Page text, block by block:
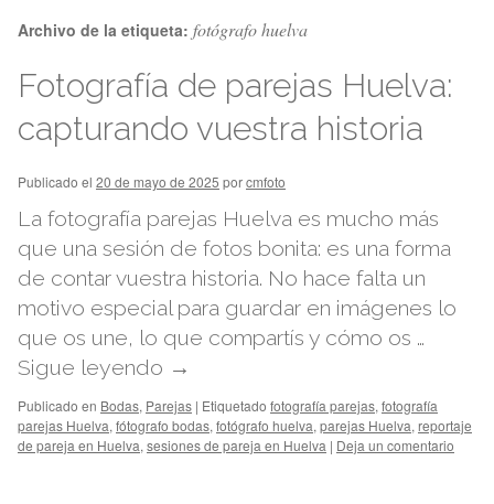
Archivo de la etiqueta: fotógrafo huelva
Fotografía de parejas Huelva:
capturando vuestra historia
Publicado el 20 de mayo de 2025 porcmfoto
La fotografía parejas Huelva es mucho más
que una sesión de fotos bonita: es una forma
de contar vuestra historia. No hace falta un
motivo especial para guardar en imágenes lo
que os une, lo que compartís y cómo os …
Sigue leyendo →
Publicado en Bodas, Parejas | Etiquetado fotografía parejas, fotografía
parejas Huelva, fótografo bodas, fotógrafo huelva, parejas Huelva, reportaje
de pareja en Huelva, sesiones de pareja en Huelva | Deja un comentario